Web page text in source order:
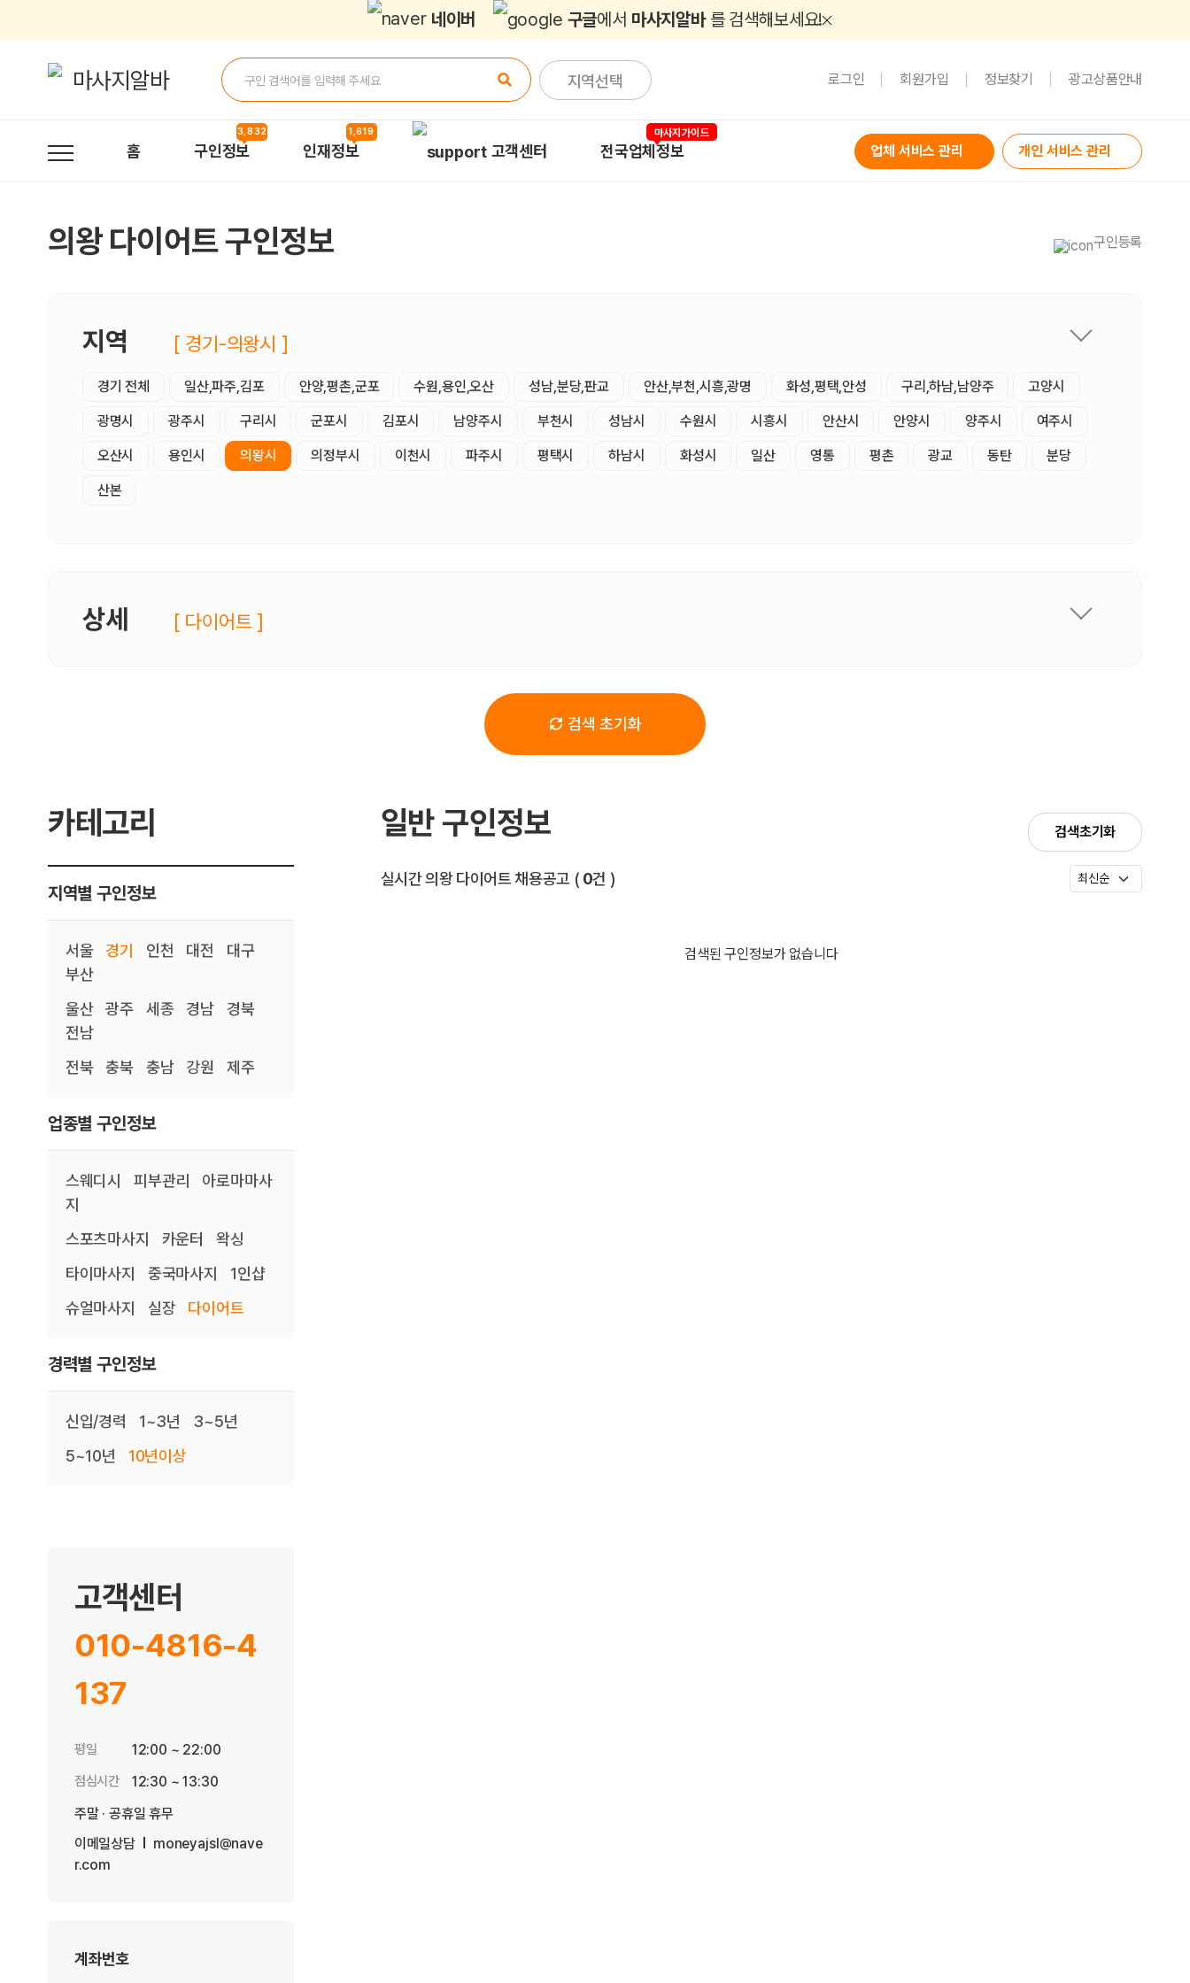
네이버 구글에서 마사지알바 를 검색해보세요!
지역선택 로그인 회원가입 정보찾기 광고상품안내
홈 구인정보
3,832
인재정보
1,619
고객센터 전국업체정보
마사지가이드
업체 서비스 관리 개인 서비스 관리
의왕 다이어트 구인정보 구인등록
지역 [ 경기-의왕시 ]
경기 전체 일산,파주,김포 안양,평촌,군포 수원,용인,오산 성남,분당,판교 안산,부천,시흥,광명 화성,평택,안성 구리,하남,남양주 고양시
광명시 광주시 구리시 군포시 김포시 남양주시 부천시 성남시 수원시 시흥시 안산시 안양시 양주시 여주시
오산시 용인시 의왕시 의정부시 이천시 파주시 평택시 하남시 화성시 일산 영통 평촌 광교 동탄 분당
산본
상세 [ 다이어트 ]
검색 초기화
카테고리
지역별 구인정보
서울 경기 인천 대전
대구
부산
울산
광주 세종 경남
경북
전남
전북
충북 충남 강원 제주
업종별 구인정보
스웨디시 피부관리
아로마마사
지
스포츠마사지
카운터
왁싱
타이마사지
중국마사지
1인샵
슈얼마사지
실장 다이어트
경력별 구인정보
신입/경력 1~3년
3~5년
5~10년
10년이상
고객센터
010-4816-4
137
평일 12:00 ~ 22:00
점심시간
12:30 ~ 13:30
주말 · 공휴일 휴무
이메일상담
moneyajsl@nave
r.com
계좌번호
일반 구인정보 검색초기화
실시간 의왕 다이어트 채용공고 전체 목록
( 0건 )
검색된 구인정보가 없습니다